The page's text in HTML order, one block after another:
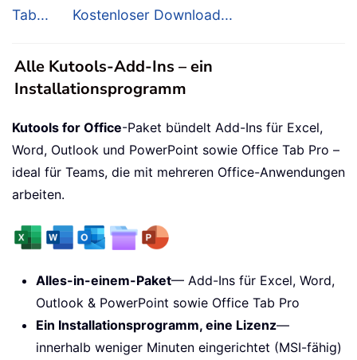
Tab...
Kostenloser Download...
Alle Kutools-Add-Ins – ein
Installationsprogramm
Kutools for Office-Paket bündelt Add-Ins für Excel,
Word, Outlook und PowerPoint sowie Office Tab Pro –
ideal für Teams, die mit mehreren Office-Anwendungen
arbeiten.
Alles-in-einem-Paket— Add-Ins für Excel, Word,
Outlook & PowerPoint sowie Office Tab Pro
Ein Installationsprogramm, eine Lizenz—
innerhalb weniger Minuten eingerichtet (MSI-fähig)